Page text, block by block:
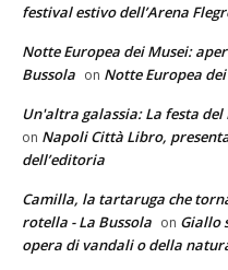
festival estivo dell’Arena
Notte Europea dei Musei:
Bussola on Notte Europea
Un'altra galassia: La festa
on Napoli Città Libro,
dell’editoria
Camilla, la tartaruga che
rotella - La Bussola on Giallo
opera di vandali o della